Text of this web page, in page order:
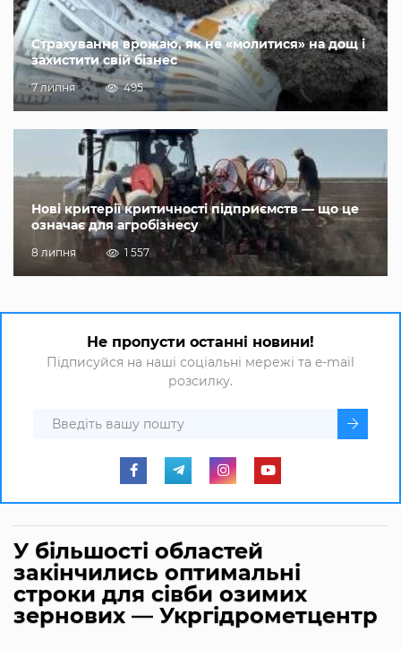
Страхування врожаю, як не «молитися» на дощ і
захистити свій бізнес
7 липня 495
Нові критерії критичності підприємств — що це
означає для агробізнесу
8 липня 1 557
Не пропусти останні новини!
Підписуйся на наші соціальні мережі та e-mail
розсилку.
У більшості областей
закінчились оптимальні
строки для сівби озимих
зернових — Укргідрометцентр